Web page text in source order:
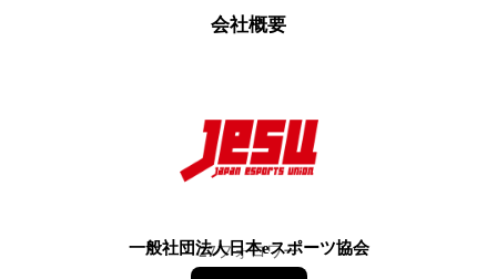
会社概要
一般社団法人日本eスポーツ協会
27フォロワー